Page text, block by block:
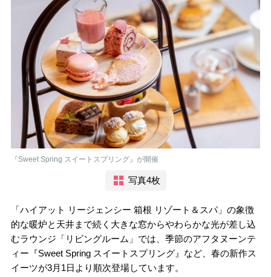
『Sweet Spring スイートスプリング』が開催
写真4枚
「ハイアット リージェンシー 箱根 リゾート＆スパ」の象徴
的な暖炉と天井まで続く大きな窓からやわらかな光が差し込
むラウンジ「リビングルーム」では、季節のアフタヌーンテ
ィー『Sweet Spring スイートスプリング』など、春の新作ス
イーツが3月1日より順次登場しています。